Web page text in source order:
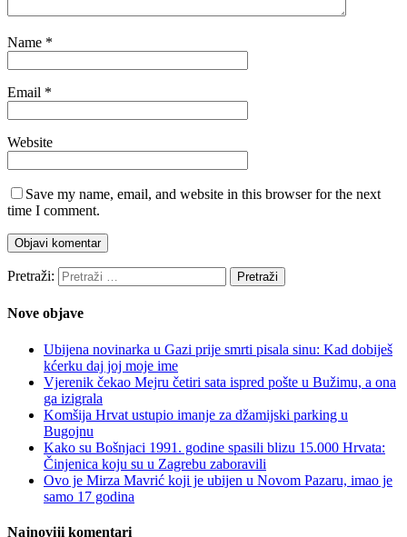
Name *
Email *
Website
Save my name, email, and website in this browser for the next
time I comment.
Pretraži:
Nove objave
Ubijena novinarka u Gazi prije smrti pisala sinu: Kad dobiješ
kćerku daj joj moje ime
Vjerenik čekao Mejru četiri sata ispred pošte u Bužimu, a ona
ga izigrala
Komšija Hrvat ustupio imanje za džamijski parking u
Bugojnu
Kako su Bošnjaci 1991. godine spasili blizu 15.000 Hrvata:
Činjenica koju su u Zagrebu zaboravili
Ovo je Mirza Mavrić koji je ubijen u Novom Pazaru, imao je
samo 17 godina
Najnoviji komentari